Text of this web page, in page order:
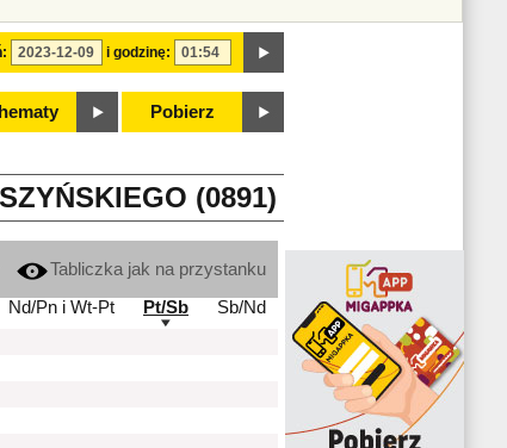
i godzinę:
Pobierz
(0891)
Tabliczka jak na przystanku
Nd/Pn i Wt-Pt
Pt/Sb
Sb/Nd